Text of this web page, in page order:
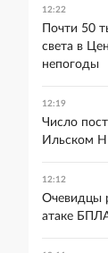
12:22
Почти 50
света в
непогоды
12:19
Число
Ильском
12:12
Очевидцы
атаке